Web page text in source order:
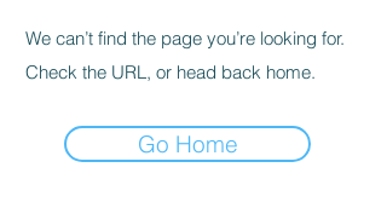
We can’t find the page you’re looking for.
Check the URL, or head back home.
Go Home